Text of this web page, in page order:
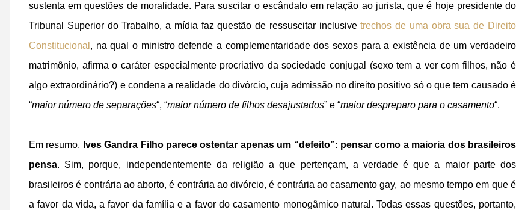
sustenta em questões de moralidade. Para suscitar o escândalo em relação ao jurista, que é hoje presidente do
Tribunal Superior do Trabalho, a mídia faz questão de ressuscitar inclusivetrechos de uma obra sua de Direito
Constitucional , na qual o ministro defende a complementaridade dos sexos para a existência de um verdadeiro
matrimônio, afirma o caráter especialmente procriativo da sociedade conjugal (sexo tem a ver com filhos, não é
algo extraordinário?) e condena a realidade do divórcio, cuja admissão no direito positivo só o que tem causado é
“maior número de separações“, “maior número de filhos desajustados” e “maior despreparo para o casamento“.
Em resumo, Ives Gandra Filho parece ostentar apenas um “defeito”: pensar como a maioria dos brasileiros
pensa. Sim, porque, independentemente da religião a que pertençam, a verdade é que a maior parte dos
brasileiros é contrária ao aborto, é contrária ao divórcio, é contrária ao casamento gay, ao mesmo tempo em que é
a favor da vida, a favor da família e a favor do casamento monogâmico natural. Todas essas questões, portanto,